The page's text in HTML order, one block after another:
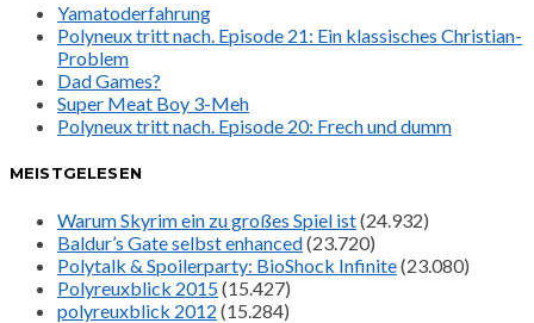
Yamatoderfahrung
Polyneux tritt nach. Episode 21: Ein klassisches Christian-
Problem
Dad Games?
Super Meat Boy 3-Meh
Polyneux tritt nach. Episode 20: Frech und dumm
MEISTGELESEN
Warum Skyrim ein zu großes Spiel ist(24.932)
Baldur’s Gate selbst enhanced(23.720)
Polytalk & Spoilerparty: BioShock Infinite(23.080)
Polyreuxblick 2015(15.427)
polyreuxblick 2012 (15.284)